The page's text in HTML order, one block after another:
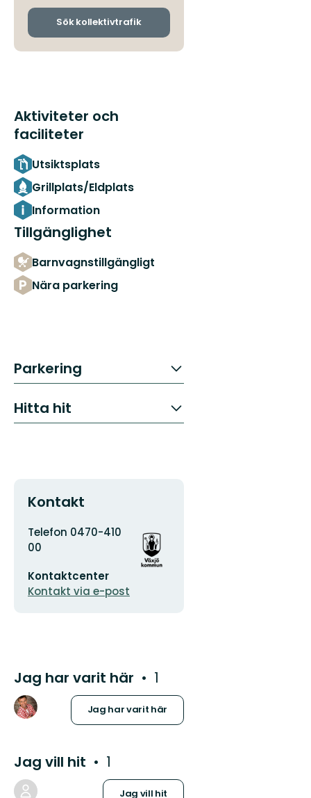
och
Sök kollektivtrafik
Aktiviteter och
faciliteter
Utsiktsplats
Grillplats/Eldplats
Information
Tillgänglighet
Barnvagnstillgängligt
Nära parkering
Parkering
Hitta hit
Kontakt
Adress
Telefon 0470-410
00
postadress
Kontaktcenter
Kontakt via e-post
Organisationens
logotyp
Jag har varit här 1
Jag har varit här
Jag vill hit 1
Jag vill hit